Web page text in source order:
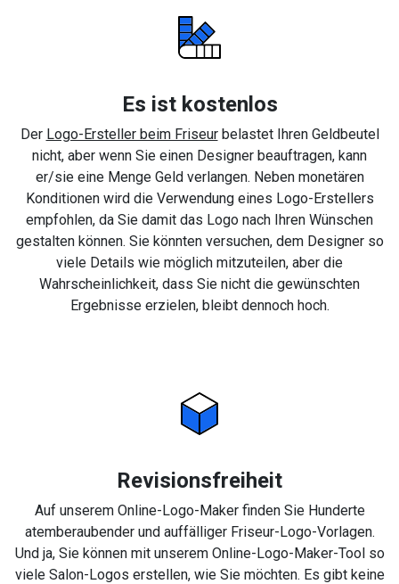
Es ist kostenlos
Der Logo-Ersteller beim Friseurbelastet Ihren Geldbeutel
nicht, aber wenn Sie einen Designer beauftragen, kann
er/sie eine Menge Geld verlangen. Neben monetären
Konditionen wird die Verwendung eines Logo-Erstellers
empfohlen, da Sie damit das Logo nach Ihren Wünschen
gestalten können. Sie könnten versuchen, dem Designer so
viele Details wie möglich mitzuteilen, aber die
Wahrscheinlichkeit, dass Sie nicht die gewünschten
Ergebnisse erzielen, bleibt dennoch hoch.
Revisionsfreiheit
Auf unserem Online-Logo-Maker finden Sie Hunderte
atemberaubender und auffälliger Friseur-Logo-Vorlagen.
Und ja, Sie können mit unserem Online-Logo-Maker-Tool so
viele Salon-Logos erstellen, wie Sie möchten. Es gibt keine